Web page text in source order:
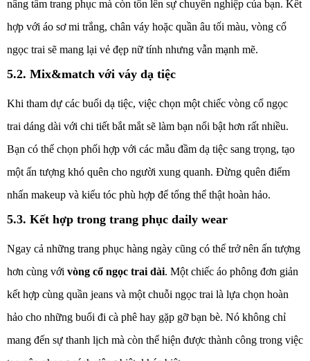
nâng tầm trang phục mà còn tôn lên sự chuyên nghiệp của bạn. Kết
hợp với áo sơ mi trắng, chân váy hoặc quần âu tối màu, vòng cổ
ngọc trai sẽ mang lại vẻ đẹp nữ tính nhưng vẫn mạnh mẽ.
5.2. Mix&match với váy dạ tiệc
Khi tham dự các buổi dạ tiệc, việc chọn một chiếc vòng cổ ngọc
trai dáng dài với chi tiết bắt mắt sẽ làm bạn nổi bật hơn rất nhiều.
Bạn có thể chọn phối hợp với các mẫu đầm dạ tiệc sang trọng, tạo
một ấn tượng khó quên cho người xung quanh. Đừng quên điểm
nhấn makeup và kiểu tóc phù hợp để tổng thể thật hoàn hảo.
5.3. Kết hợp trong trang phục daily wear
Ngay cả những trang phục hàng ngày cũng có thể trở nên ấn tượng
hơn cùng với vòng cổ ngọc trai dài. Một chiếc áo phông đơn giản
kết hợp cùng quần jeans và một chuỗi ngọc trai là lựa chọn hoàn
hảo cho những buổi đi cà phê hay gặp gỡ bạn bè. Nó không chỉ
mang đến sự thanh lịch mà còn thể hiện được thành công trong việc